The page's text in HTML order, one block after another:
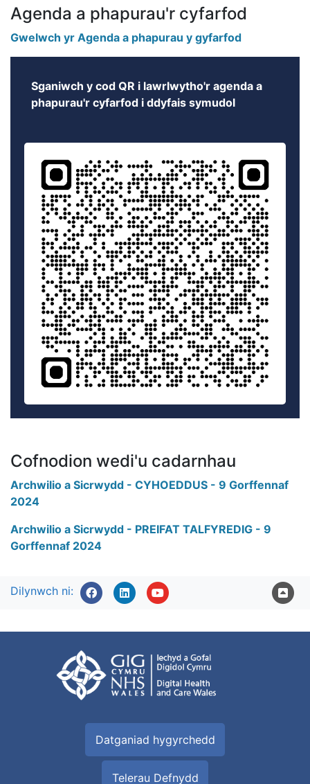
Agenda a phapurau'r cyfarfod
Gwelwch yr Agenda a phapurau y gyfarfod
Sganiwch y cod QR i lawrlwytho'r agenda a
phapurau'r cyfarfod i ddyfais symudol
Cofnodion wedi'u cadarnhau
Archwilio a Sicrwydd - CYHOEDDUS - 9 Gorffennaf
2024
Archwilio a Sicrwydd - PREIFAT TALFYREDIG - 9
Gorffennaf 2024
Dilynwch ni:
Datganiad hygyrchedd
Telerau Defnydd